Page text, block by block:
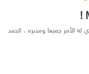
الأمر جميعا ومدبره ، الحمد